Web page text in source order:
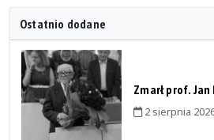
Ostatnio dodane
Zmarł prof. Jan
2 sierpnia